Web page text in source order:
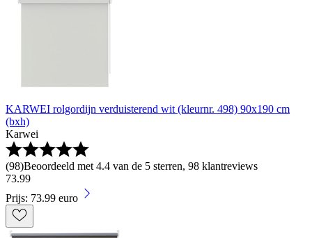
KARWEI rolgordijn verduisterend wit (kleurnr. 498) 90x190 cm
(bxh)
Karwei
(98)Beoordeeld met 4.4 van de 5 sterren, 98 klantreviews
73.99
Prijs: 73.99 euro